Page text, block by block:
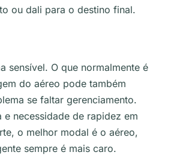
ou dali para o destino final.
sensível. O que normalmente é
do aéreo pode também
se faltar gerenciamento.
e necessidade de rapidez em
o melhor modal é o aéreo,
sempre é mais caro.